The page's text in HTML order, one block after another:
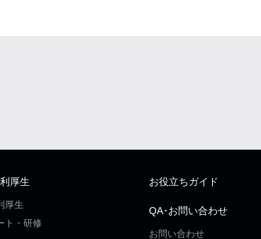
厚生
厚生
ト・研修
お役立ちガイド
QA･お問い合わせ
お問い合わせ